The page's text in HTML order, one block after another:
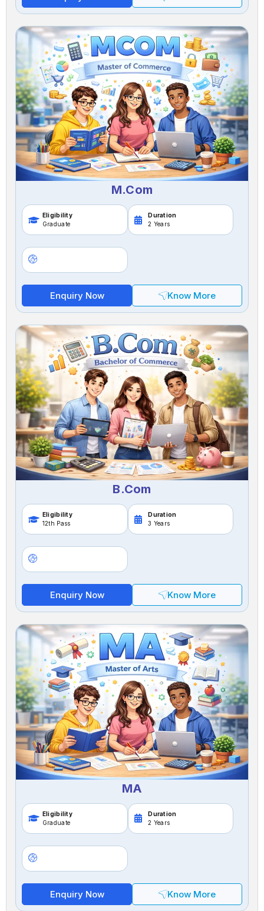
M.Com
Eligibility
Graduate
Duration
2 Years
Enquiry Now Know More
B.Com
Eligibility
12th Pass
Duration
3 Years
Enquiry Now Know More
MA
Eligibility
Graduate
Duration
2 Years
Enquiry Now Know More